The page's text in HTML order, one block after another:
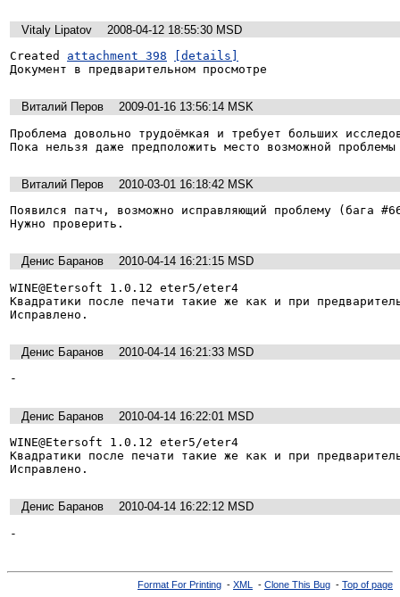
Vitaly Lipatov
2008-04-12 18:55:30 MSD
Created attachment 398
[details]
Документ в предварительном просмотре
Виталий Перов
2009-01-16 13:56:14 MSK
Проблема довольно трудоёмкая и требует больших
Пока нельзя даже предположить место возможной проблемы
Виталий Перов
2010-03-01 16:18:42 MSK
Появился патч, возможно исправляющий проблему (бага
Нужно проверить.
Денис Баранов
2010-04-14 16:21:15 MSD
WINE@Etersoft 1.0.12 eter5/eter4
Квадратики после печати такие же как и при
Исправлено.
Денис Баранов
2010-04-14 16:21:33 MSD
-
Денис Баранов
2010-04-14 16:22:01 MSD
WINE@Etersoft 1.0.12 eter5/eter4
Квадратики после печати такие же как и при
Исправлено.
Денис Баранов
2010-04-14 16:22:12 MSD
-
Format For Printing - XML - Clone This Bug - Top of page